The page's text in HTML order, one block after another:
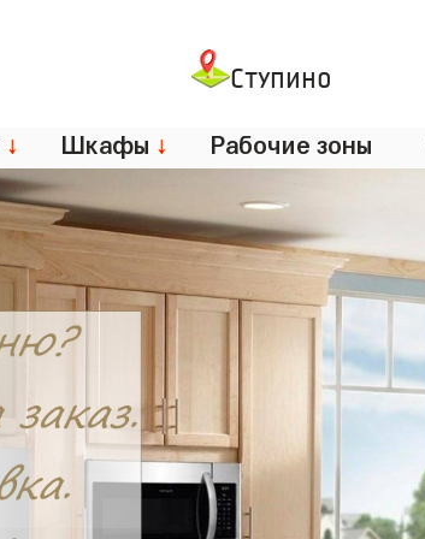
Ступино
↓ Шкафы ↓ Рабочие зоны